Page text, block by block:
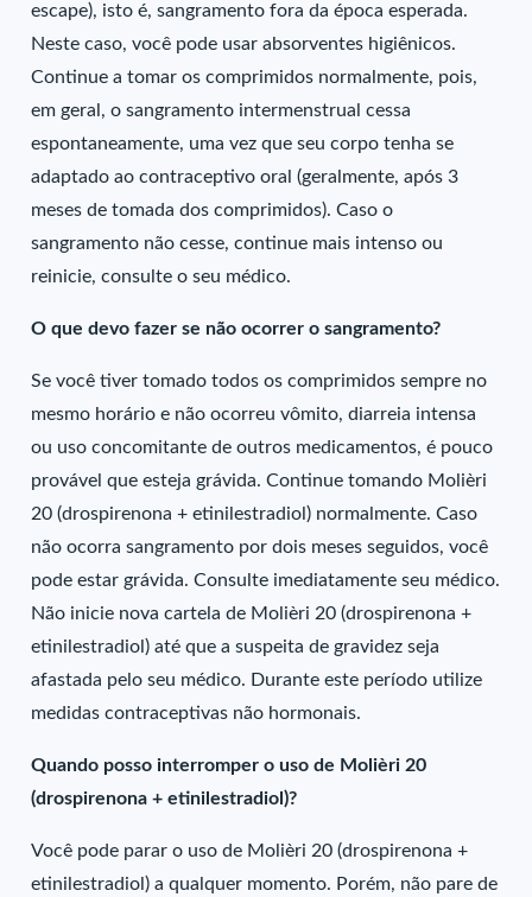
escape), isto é, sangramento fora da época esperada.
Neste caso, você pode usar absorventes higiênicos.
Continue a tomar os comprimidos normalmente, pois,
em geral, o sangramento intermenstrual cessa
espontaneamente, uma vez que seu corpo tenha se
adaptado ao contraceptivo oral (geralmente, após 3
meses de tomada dos comprimidos). Caso o
sangramento não cesse, continue mais intenso ou
reinicie, consulte o seu médico.
O que devo fazer se não ocorrer o sangramento?
Se você tiver tomado todos os comprimidos sempre no
mesmo horário e não ocorreu vômito, diarreia intensa
ou uso concomitante de outros medicamentos, é pouco
provável que esteja grávida. Continue tomando Molièri
20 (drospirenona + etinilestradiol) normalmente. Caso
não ocorra sangramento por dois meses seguidos, você
pode estar grávida. Consulte imediatamente seu médico.
Não inicie nova cartela de Molièri 20 (drospirenona +
etinilestradiol) até que a suspeita de gravidez seja
afastada pelo seu médico. Durante este período utilize
medidas contraceptivas não hormonais.
Quando posso interromper o uso de Molièri 20
(drospirenona + etinilestradiol)?
Você pode parar o uso de Molièri 20 (drospirenona +
etinilestradiol) a qualquer momento. Porém, não pare de